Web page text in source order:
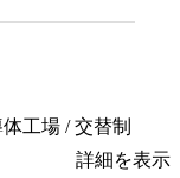
工場 / 交替制
詳細を表示